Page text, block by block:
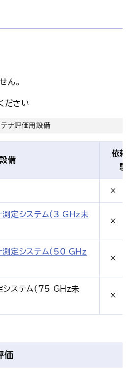
ん。
設備
依頼
験
×
測定システム（3 GHz未
×
測定システム（50 GHz
×
システム（75 GHz未
×
テナ評価用設備
価